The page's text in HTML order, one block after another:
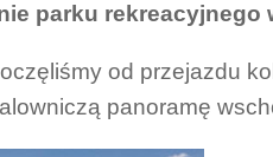
parku
od przejazdu
panoramę